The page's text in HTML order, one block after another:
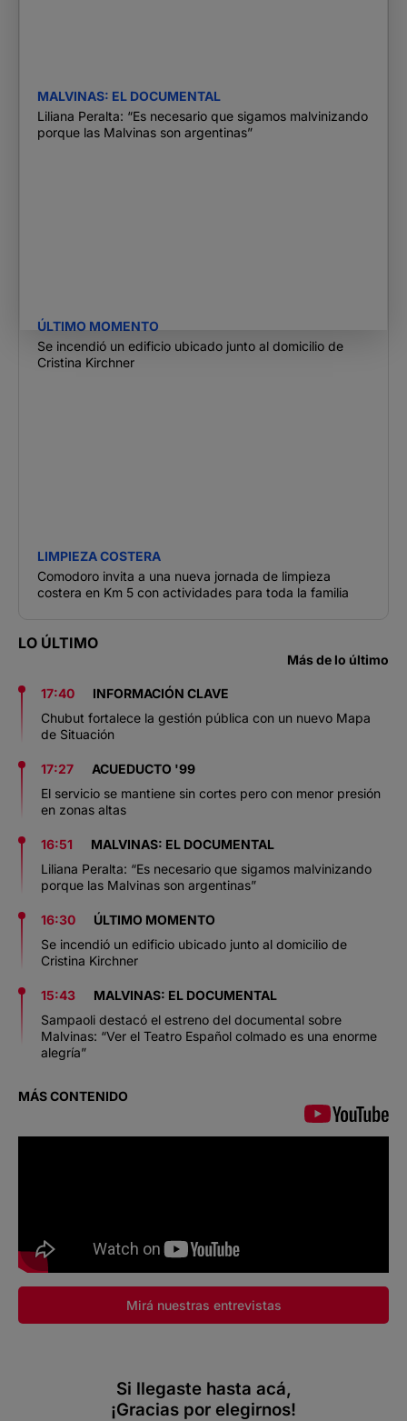
MALVINAS: EL DOCUMENTAL
Liliana Peralta: “Es necesario que sigamos malvinizando
porque las Malvinas son argentinas”
ÚLTIMO MOMENTO
Se incendió un edificio ubicado junto al domicilio de
Cristina Kirchner
LIMPIEZA COSTERA
Comodoro invita a una nueva jornada de limpieza
costera en Km 5 con actividades para toda la familia
LO ÚLTIMO
Más de lo último
17:40
INFORMACIÓN CLAVE
Chubut fortalece la gestión pública con un nuevo Mapa
de Situación
17:27
ACUEDUCTO '99
El servicio se mantiene sin cortes pero con menor presión
en zonas altas
16:51
MALVINAS: EL DOCUMENTAL
Liliana Peralta: “Es necesario que sigamos malvinizando
porque las Malvinas son argentinas”
16:30
ÚLTIMO MOMENTO
Se incendió un edificio ubicado junto al domicilio de
Cristina Kirchner
15:43
MALVINAS: EL DOCUMENTAL
Sampaoli destacó el estreno del documental sobre
Malvinas: “Ver el Teatro Español colmado es una enorme
alegría”
MÁS CONTENIDO
Mirá nuestras entrevistas
Si llegaste hasta acá,
¡Gracias por elegirnos!